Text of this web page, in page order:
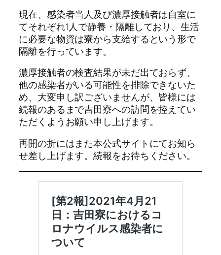
現在、感染者当人及び濃厚接触者は自室に
てそれぞれ1人で静養・隔離しており、生活
に必要な物資は寮から支給するという形で
隔離を行っています。
濃厚接触者の検査結果が未だ出ておらず、
他の感染者がいる可能性を排除できないた
め、大変申し訳ございませんが、皆様には
続報のあるまで吉田寮への訪問を控えてい
ただくようお願い申し上げます。
再開の折にはまた本公式サイトにてお知ら
せ差し上げます。続報をお待ちください。